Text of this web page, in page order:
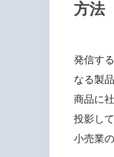
方法
発信す
なる製
商品に
投影し
小売業